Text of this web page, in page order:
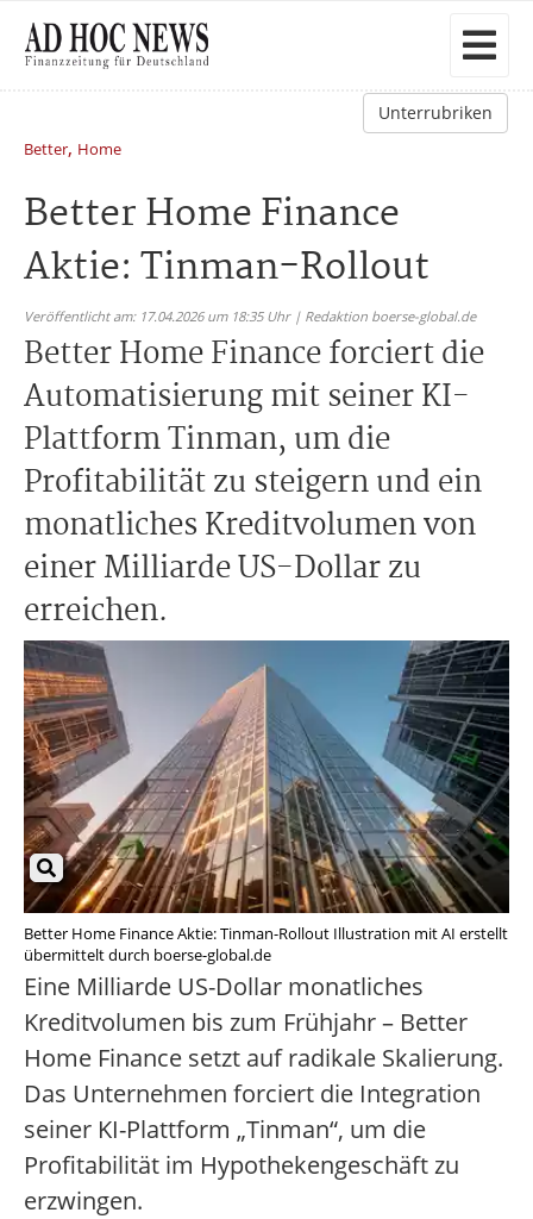
Unterrubriken
Better, Home
Better Home Finance
Aktie: Tinman-Rollout
Veröffentlicht am: 17.04.2026 um 18:35 Uhr | Redaktion boerse-global.de
Better Home Finance forciert die
Automatisierung mit seiner KI-
Plattform Tinman, um die
Profitabilität zu steigern und ein
monatliches Kreditvolumen von
einer Milliarde US-Dollar zu
erreichen.
Better Home Finance Aktie: Tinman-Rollout Illustration mit AI erstellt
übermittelt durch boerse-global.de
Eine Milliarde US-Dollar monatliches
Kreditvolumen bis zum Frühjahr – Better
Home Finance setzt auf radikale Skalierung.
Das Unternehmen forciert die Integration
seiner KI-Plattform „Tinman“, um die
Profitabilität im Hypothekengeschäft zu
erzwingen.